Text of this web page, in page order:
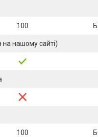
100
на нашому сайті)
100